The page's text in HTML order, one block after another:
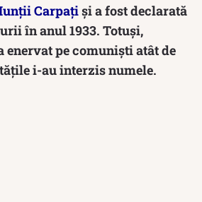
Carpațiși a fost declarată
în anul 1933. Totuși,
enervat pe comuniști atât de
i-au interzis numele.